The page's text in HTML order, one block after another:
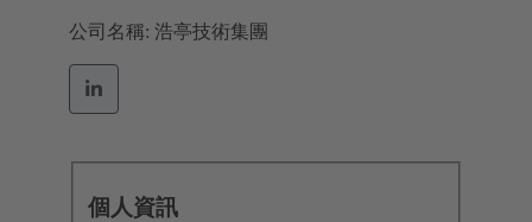
公司名稱: 浩亭技術集團
個人資訊